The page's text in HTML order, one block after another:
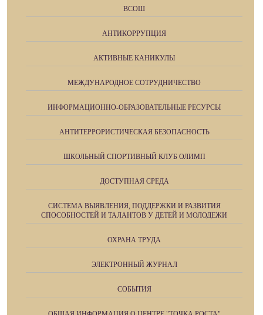
ВСОШ
АНТИКОРРУПЦИЯ
АКТИВНЫЕ КАНИКУЛЫ
МЕЖДУНАРОДНОЕ СОТРУДНИЧЕСТВО
ИНФОРМАЦИОННО-ОБРАЗОВАТЕЛЬНЫЕ РЕСУРСЫ
АНТИТЕРРОРИСТИЧЕСКАЯ БЕЗОПАСНОСТЬ
ШКОЛЬНЫЙ СПОРТИВНЫЙ КЛУБ ОЛИМП
ДОСТУПНАЯ СРЕДА
СИСТЕМА ВЫЯВЛЕНИЯ, ПОДДЕРЖКИ И РАЗВИТИЯ
СПОСОБНОСТЕЙ И ТАЛАНТОВ У ДЕТЕЙ И МОЛОДЕЖИ
ОХРАНА ТРУДА
ЭЛЕКТРОННЫЙ ЖУРНАЛ
СОБЫТИЯ